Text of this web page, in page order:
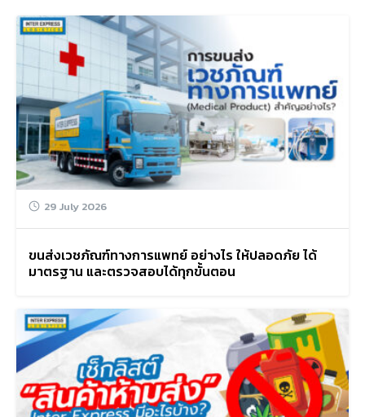
Search
for:
29 July 2026
ขนส่งเวชภัณฑ์ทางการแพทย์ อย่างไร ให้ปลอดภัย ได้
มาตรฐาน และตรวจสอบได้ทุกขั้นตอน